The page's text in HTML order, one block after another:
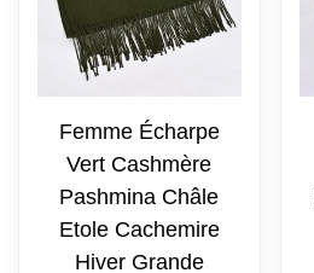
Femme Écharpe
Vert Cashmère
Pashmina Châle
Etole Cachemire
Hiver Grande